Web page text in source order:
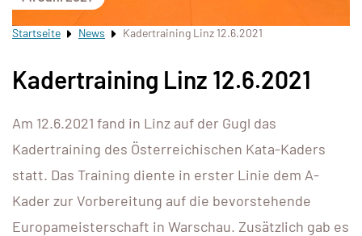
Startseite News Kadertraining Linz 12.6.2021
Kadertraining Linz 12.6.2021
Am 12.6.2021 fand in Linz auf der Gugl das
Kadertraining des Österreichischen Kata-Kaders
statt. Das Training diente in erster Linie dem A-
Kader zur Vorbereitung auf die bevorstehende
Europameisterschaft in Warschau. Zusätzlich gab es